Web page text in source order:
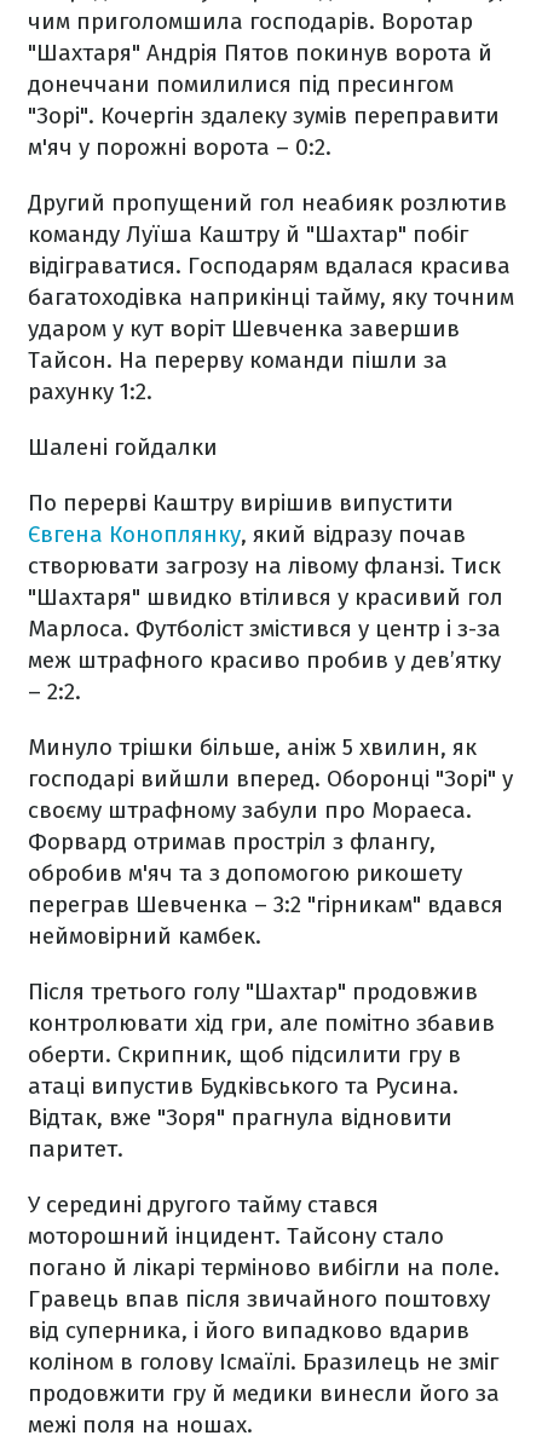
чим приголомшила господарів. Воротар
"Шахтаря" Андрія Пятов покинув ворота й
донеччани помилилися під пресингом
"Зорі". Кочергін здалеку зумів переправити
м'яч у порожні ворота – 0:2.
Другий пропущений гол неабияк розлютив
команду Луїша Каштру й "Шахтар" побіг
відіграватися. Господарям вдалася красива
багатоходівка наприкінці тайму, яку точним
ударом у кут воріт Шевченка завершив
Тайсон. На перерву команди пішли за
рахунку 1:2.
Шалені гойдалки
По перерві Каштру вирішив випустити
Євгена Коноплянку, який відразу почав
створювати загрозу на лівому фланзі. Тиск
"Шахтаря" швидко втілився у красивий гол
Марлоса. Футболіст змістився у центр і з-за
меж штрафного красиво пробив у дев’ятку
– 2:2.
Минуло трішки більше, аніж 5 хвилин, як
господарі вийшли вперед. Оборонці "Зорі" у
своєму штрафному забули про Мораеса.
Форвард отримав простріл з флангу,
обробив м'яч та з допомогою рикошету
переграв Шевченка – 3:2 "гірникам" вдався
неймовірний камбек.
Після третього голу "Шахтар" продовжив
контролювати хід гри, але помітно збавив
оберти. Скрипник, щоб підсилити гру в
атаці випустив Будківського та Русина.
Відтак, вже "Зоря" прагнула відновити
паритет.
У середині другого тайму стався
моторошний інцидент. Тайсону стало
погано й лікарі терміново вибігли на поле.
Гравець впав після звичайного поштовху
від суперника, і його випадково вдарив
коліном в голову Ісмаїлі. Бразилець не зміг
продовжити гру й медики винесли його за
межі поля на ношах.